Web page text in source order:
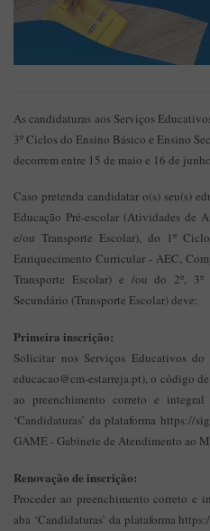
As candidaturas aos Serviços
3º Ciclos do Ensino Básico e Ensino
decorrem entre 15 de maio e 16 de
Caso pretenda candidatar o(s) seu(s)
Educação Pré-escolar (Atividades
e/ou Transporte Escolar), do 1º
Enriquecimento Curricular - AEC,
Transporte Escolar) e /ou do 2º,
Secundário (Transporte Escolar) deve:
Primeira inscrição:
Solicitar nos Serviços Educativos
educacao@cm-estarreja.pt), o código
ao preenchimento correto e
‘Candidaturas’ da plataforma https://
GAME - Gabinete de Atendimento ao
Renovação de inscrição:
Proceder ao preenchimento correto e
aba ‘Candidaturas’ da plataforma